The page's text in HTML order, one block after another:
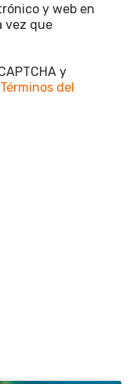
y web en
vez que
y
Términos del